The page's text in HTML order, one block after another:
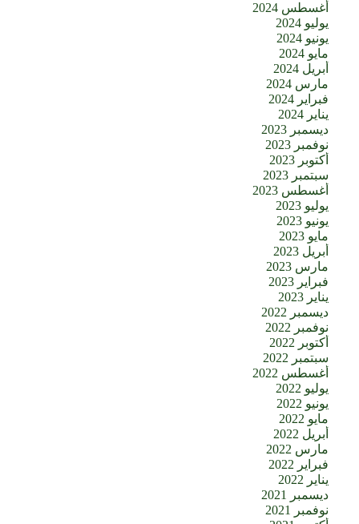
أغسطس 2024
يوليو 2024
يونيو 2024
مايو 2024
أبريل 2024
مارس 2024
فبراير 2024
يناير 2024
ديسمبر 2023
نوفمبر 2023
أكتوبر 2023
سبتمبر 2023
أغسطس 2023
يوليو 2023
يونيو 2023
مايو 2023
أبريل 2023
مارس 2023
فبراير 2023
يناير 2023
ديسمبر 2022
نوفمبر 2022
أكتوبر 2022
سبتمبر 2022
أغسطس 2022
يوليو 2022
يونيو 2022
مايو 2022
أبريل 2022
مارس 2022
فبراير 2022
يناير 2022
ديسمبر 2021
نوفمبر 2021